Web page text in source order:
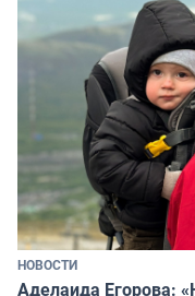
НОВОСТИ
Аделаида Егорова: